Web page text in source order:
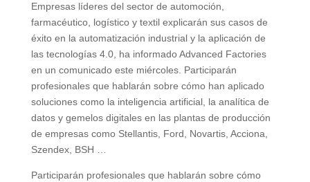
Empresas líderes del sector de automoción,
farmacéutico, logístico y textil explicarán sus casos de
éxito en la automatización industrial y la aplicación de
las tecnologías 4.0, ha informado Advanced Factories
en un comunicado este miércoles. Participarán
profesionales que hablarán sobre cómo han aplicado
soluciones como la inteligencia artificial, la analítica de
datos y gemelos digitales en las plantas de producción
de empresas como Stellantis, Ford, Novartis, Acciona,
Szendex, BSH …
Participarán profesionales que hablarán sobre cómo